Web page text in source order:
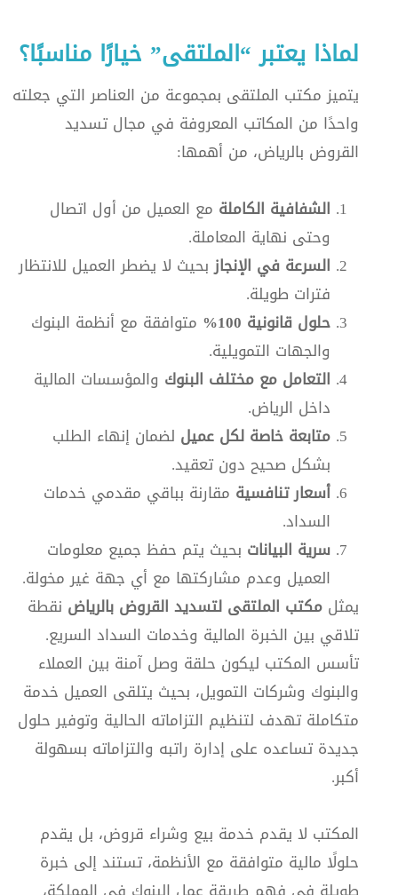
لماذا يعتبر “الملتقى” خيارًا مناسبًا؟
يتميز مكتب الملتقى بمجموعة من العناصر التي جعلته
واحدًا من المكاتب المعروفة في مجال تسديد
القروض بالرياض، من أهمها:
الشفافية الكاملة مع العميل من أول اتصال
وحتى نهاية المعاملة.
السرعة في الإنجازبحيث لا يضطر العميل للانتظار
فترات طويلة.
حلول قانونية 100%
متوافقة مع أنظمة البنوك
والجهات التمويلية.
التعامل مع مختلف البنوك والمؤسسات المالية
داخل الرياض.
متابعة خاصة لكل عميل لضمان إنهاء الطلب
بشكل صحيح دون تعقيد.
أسعار تنافسية مقارنة بباقي مقدمي خدمات
السداد.
سرية البيانات بحيث يتم حفظ جميع معلومات
العميل وعدم مشاركتها مع أي جهة غير مخولة.
يمثل مكتب الملتقى لتسديد القروض بالرياض نقطة
تلاقي بين الخبرة المالية وخدمات السداد السريع.
تأسس المكتب ليكون حلقة وصل آمنة بين العملاء
والبنوك وشركات التمويل، بحيث يتلقى العميل خدمة
متكاملة تهدف لتنظيم التزاماته الحالية وتوفير حلول
جديدة تساعده على إدارة راتبه والتزاماته بسهولة
أكبر.
المكتب لا يقدم خدمة بيع وشراء قروض، بل يقدم
حلولًا مالية متوافقة مع الأنظمة، تستند إلى خبرة